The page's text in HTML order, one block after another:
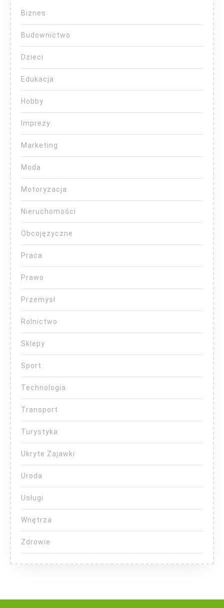
Biznes
Budownictwo
Dzieci
Edukacja
Hobby
Imprezy
Marketing
Moda
Motoryzacja
Nieruchomości
Obcojęzyczne
Praca
Prawo
Przemysł
Rolnictwo
Sklepy
Sport
Technologia
Transport
Turystyka
Ukryte Zajawki
Uroda
Usługi
Wnętrza
Zdrowie